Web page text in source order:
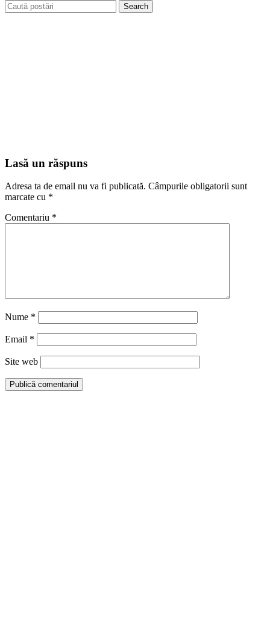
Search
Lasă un răspuns
Adresa ta de email nu va fi publicată. Câmpurile obligatorii sunt
marcate cu *
Comentariu *
Nume *
Email *
Site web